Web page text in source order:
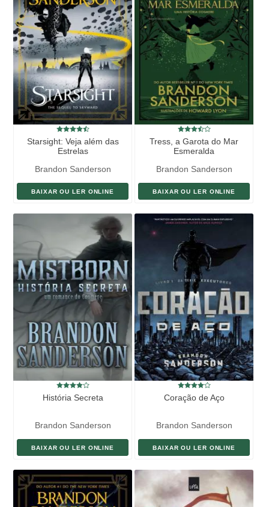
Starsight: Veja além das
Estrelas
Brandon Sanderson
BAIXAR OU LER ONLINE
Tress, a Garota do Mar
Esmeralda
Brandon Sanderson
BAIXAR OU LER ONLINE
História Secreta
Brandon Sanderson
BAIXAR OU LER ONLINE
Coração de Aço
Brandon Sanderson
BAIXAR OU LER ONLINE